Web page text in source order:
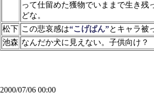
って仕留めた獲物でいままで生き残
どな。
松下 この悲哀感は“こげぱん”とキャラ被
池森 なんだか犬に見えない。子供向け？
2000/07/06 00:00